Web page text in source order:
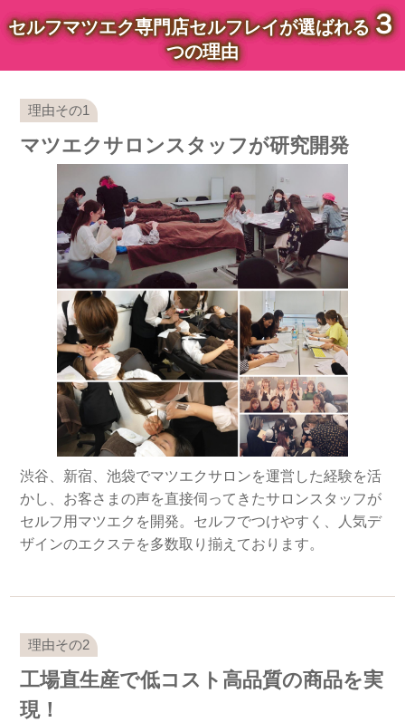
セルフマツエク専門店セルフレイが選ばれる３
つの理由
マツエクサロンスタッフが研究開発
渋谷、新宿、池袋でマツエクサロンを運営した経験を活
かし、お客さまの声を直接伺ってきたサロンスタッフが
セルフ用マツエクを開発。セルフでつけやすく、人気デ
ザインのエクステを多数取り揃えております。
工場直生産で低コスト高品質の商品を実
現！